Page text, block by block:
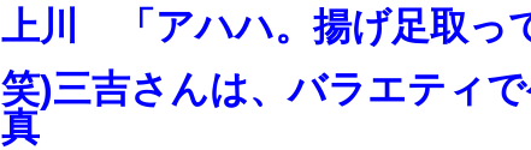
上川 「アハハ。揚げ足取っ
笑)三吉さんは、バラエティ
真